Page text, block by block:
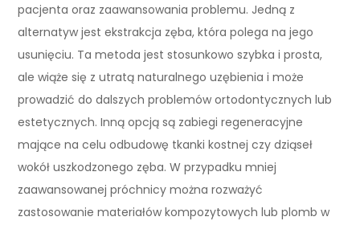
pacjenta oraz zaawansowania problemu. Jedną z
alternatyw jest ekstrakcja zęba, która polega na jego
usunięciu. Ta metoda jest stosunkowo szybka i prosta,
ale wiąże się z utratą naturalnego uzębienia i może
prowadzić do dalszych problemów ortodontycznych lub
estetycznych. Inną opcją są zabiegi regeneracyjne
mające na celu odbudowę tkanki kostnej czy dziąseł
wokół uszkodzonego zęba. W przypadku mniej
zaawansowanej próchnicy można rozważyć
zastosowanie materiałów kompozytowych lub plomb w